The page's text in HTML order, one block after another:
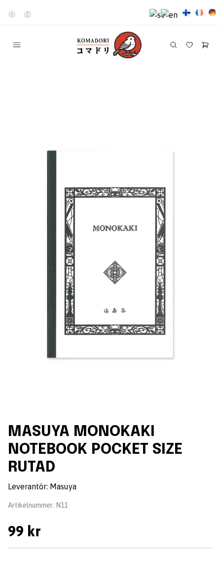
MASUYA MONOKAKI
NOTEBOOK POCKET SIZE
RUTAD
Leverantör: Masuya
Artikelnummer: N11
99 kr